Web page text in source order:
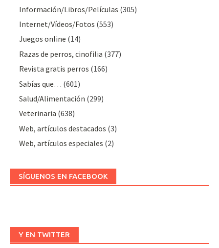
Información/Libros/Películas (305)
Internet/Vídeos/Fotos (553)
Juegos online (14)
Razas de perros, cinofilia (377)
Revista gratis perros (166)
Sabías que… (601)
Salud/Alimentación (299)
Veterinaria (638)
Web, artículos destacados (3)
Web, artículos especiales (2)
SÍGUENOS EN FACEBOOK
Y EN TWITTER